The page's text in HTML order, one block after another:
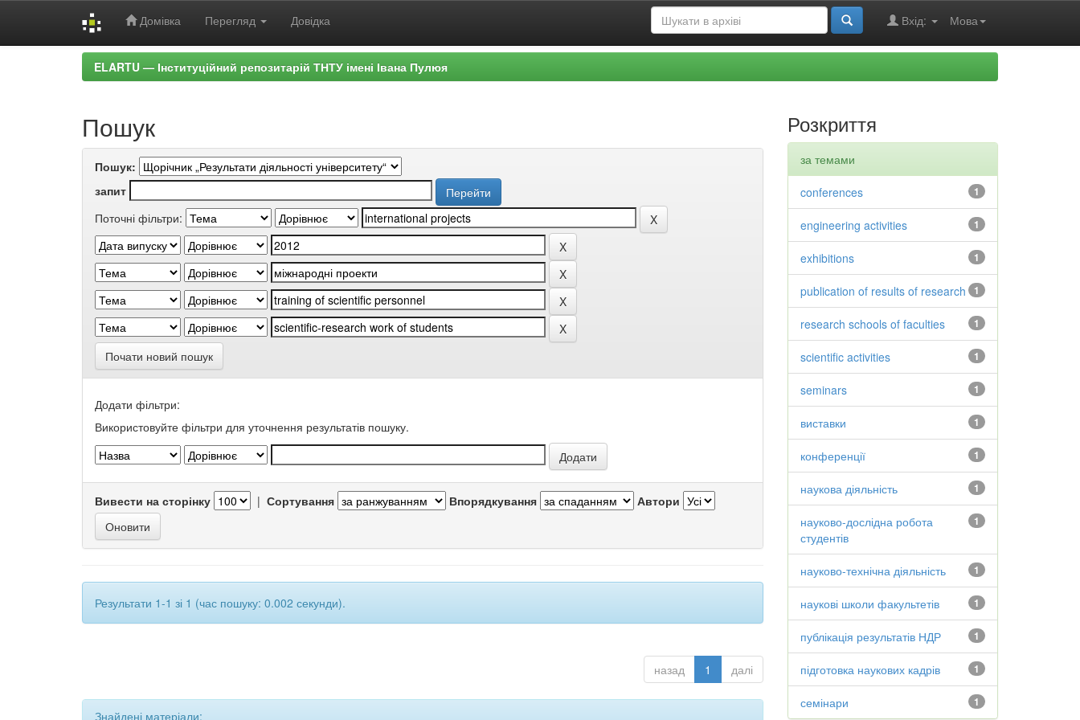
Домівка Перегляд Довідка Мова
Вхід:
ELARTU — Інституційний репозитарій ТНТУ імені Івана Пулюя
Пошук
Пошук:
запит
Поточні фільтри:
Почати новий пошук
Додати фільтри:
Використовуйте фільтри для уточнення результатів пошуку.
Вивести на сторінку | Сортування Впорядкування Автори
Результати 1-1 зі 1 (час пошуку: 0.002 секунди).
назад 1 далі
Знайдені матеріали:
Розкриття
за темами
1
conferences
1
engineering activities
1
exhibitions
1
publication of results of research
1
research schools of faculties
1
scientific activities
1
seminars
1
виставки
1
конференції
1
наукова діяльність
1
науково-дослідна робота
студентів
1
науково-технічна діяльність
1
наукові школи факультетів
1
публікація результатів НДР
1
підготовка наукових кадрів
1
семінари